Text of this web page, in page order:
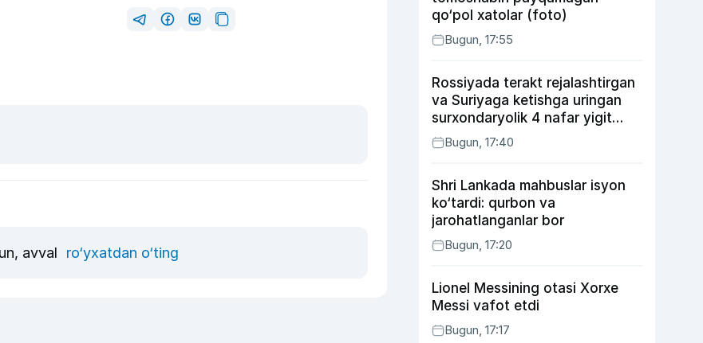
avval ro‘yxatdan o‘ting
qo‘pol xatolar (foto)
Bugun, 17:55
Rossiyada terakt rejalashtirgan
va Suriyaga ketishga uringan
surxondaryolik 4 nafar yigit
qamaldi
Bugun, 17:40
Shri Lankada mahbuslar isyon
ko‘tardi: qurbon va
jarohatlanganlar bor
Bugun, 17:20
Lionel Messining otasi Xorxe
Messi vafot etdi
Bugun, 17:17